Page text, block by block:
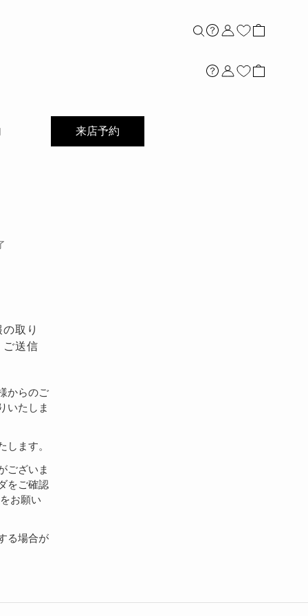
店舗案内
来店予約
取り
ご送信
からのご
いたしま
します。
ございま
をご確認
お願い
る場合が